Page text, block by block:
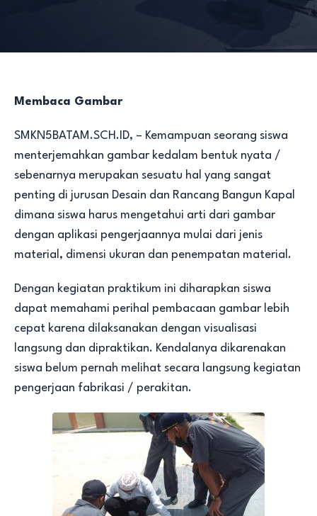
Membaca Gambar
SMKN5BATAM.SCH.ID, – Kemampuan seorang siswa
menterjemahkan gambar kedalam bentuk nyata /
sebenarnya merupakan sesuatu hal yang sangat
penting di jurusan Desain dan Rancang Bangun Kapal
dimana siswa harus mengetahui arti dari gambar
dengan aplikasi pengerjaannya mulai dari jenis
material, dimensi ukuran dan penempatan material.
Dengan kegiatan praktikum ini diharapkan siswa
dapat memahami perihal pembacaan gambar lebih
cepat karena dilaksanakan dengan visualisasi
langsung dan dipraktikan. Kendalanya dikarenakan
siswa belum pernah melihat secara langsung kegiatan
pengerjaan fabrikasi / perakitan.